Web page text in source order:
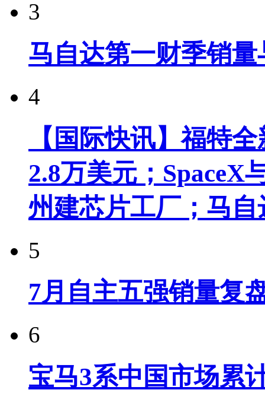
3
马自达第一财季销
4
【国际快讯】福特
2.8万美元；SpaceX
州建芯片工厂；马
5
7月自主五强销量复
6
宝马3系中国市场累